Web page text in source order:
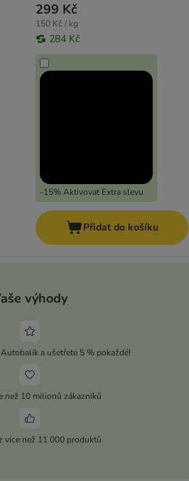
299 Kč
150 Kč / kg
284 Kč
-15% Aktivovat Extra slevu
Přidat do košíku
výhody
a ušetřete 5 % pokaždé!
než 10 milionů zákazníků
více než 11 000 produktů